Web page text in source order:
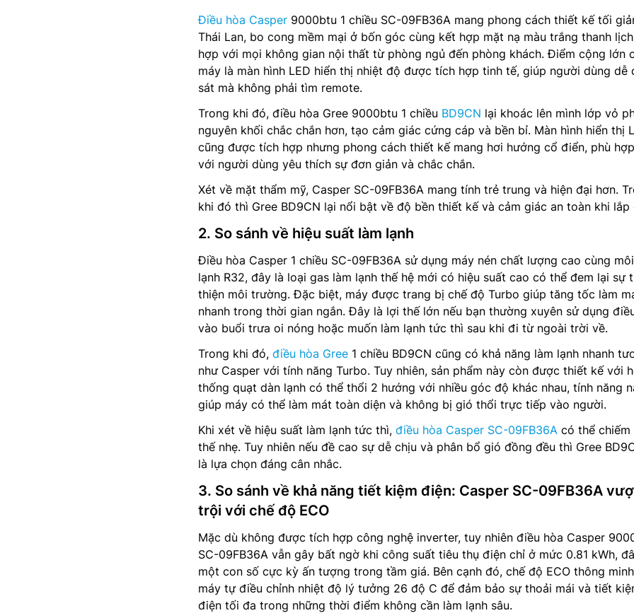
Điều hòa Casper 9000btu 1 chiều SC-09FB36A mang phong cách thiết kế tối
Thái Lan, bo cong mềm mại ở bốn góc cùng kết hợp mặt nạ màu trắng thanh
hợp với mọi không gian nội thất từ phòng ngủ đến phòng khách. Điểm cộng lớn
máy là màn hình LED hiển thị nhiệt độ được tích hợp tinh tế, giúp người dùng dễ
sát mà không phải tìm remote.
Trong khi đó, điều hòa Gree 9000btu 1 chiều BD9CN lại khoác lên mình lớp vỏ
nguyên khối chắc chắn hơn, tạo cảm giác cứng cáp và bền bỉ. Màn hình hiển thị
cũng được tích hợp nhưng phong cách thiết kế mang hơi hướng cổ điển, phù
với người dùng yêu thích sự đơn giản và chắc chắn.
Xét về mặt thẩm mỹ, Casper SC-09FB36A mang tính trẻ trung và hiện đại hơn.
khi đó thì Gree BD9CN lại nổi bật về độ bền thiết kế và cảm giác an toàn khi lắp
2. So sánh về hiệu suất làm lạnh
Điều hòa Casper 1 chiều SC-09FB36A sử dụng máy nén chất lượng cao cùng
lạnh R32, đây là loại gas làm lạnh thế hệ mới có hiệu suất cao có thể đem lại sự
thiện môi trường. Đặc biệt, máy được trang bị chế độ Turbo giúp tăng tốc làm
nhanh trong thời gian ngắn. Đây là lợi thế lớn nếu bạn thường xuyên sử dụng
vào buổi trưa oi nóng hoặc muốn làm lạnh tức thì sau khi đi từ ngoài trời về.
Trong khi đó, điều hòa Gree 1 chiều BD9CN cũng có khả năng làm lạnh nhanh
như Casper với tính năng Turbo. Tuy nhiên, sản phẩm này còn được thiết kế với
thống quạt dàn lạnh có thể thổi 2 hướng với nhiều góc độ khác nhau, tính năng
giúp máy có thể làm mát toàn diện và không bị gió thổi trực tiếp vào người.
Khi xét về hiệu suất làm lạnh tức thì, điều hòa Casper SC-09FB36A có thể chiếm
thế nhẹ. Tuy nhiên nếu đề cao sự dễ chịu và phân bổ gió đồng đều thì Gree
là lựa chọn đáng cân nhắc.
3. So sánh về khả năng tiết kiệm điện: Casper SC-09FB36A
trội với chế độ ECO
Mặc dù không được tích hợp công nghệ inverter, tuy nhiên điều hòa Casper
SC-09FB36A vẫn gây bất ngờ khi công suất tiêu thụ điện chỉ ở mức 0.81 kWh,
một con số cực kỳ ấn tượng trong tầm giá. Bên cạnh đó, chế độ ECO thông
máy tự điều chỉnh nhiệt độ lý tưởng 26 độ C để đảm bảo sự thoải mái và tiết
điện tối đa trong những thời điểm không cần làm lạnh sâu.